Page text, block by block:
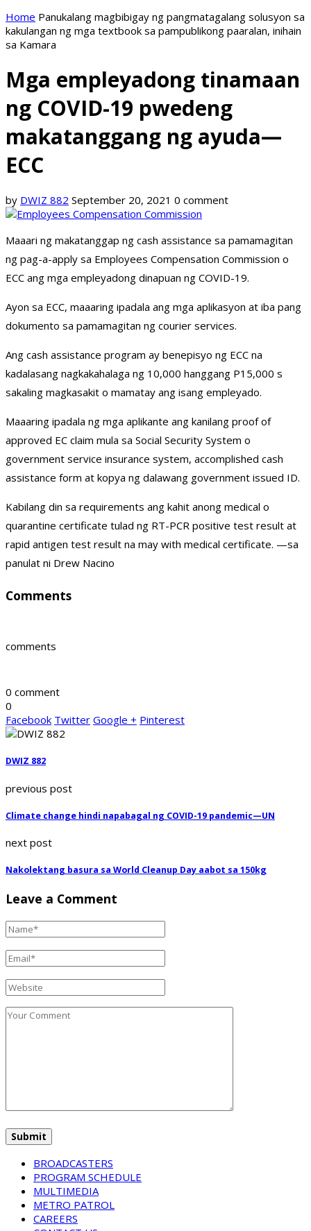
Home Panukalang magbibigay ng pangmatagalang solusyon sa
kakulangan ng mga textbook sa pampublikong paaralan, inihain
sa Kamara
Mga empleyadong tinamaan
ng COVID-19 pwedeng
makatanggang ng ayuda—
ECC
by DWIZ 882 September 20, 2021 0 comment
Maaari ng makatanggap ng cash assistance sa pamamagitan
ng pag-a-apply sa Employees Compensation Commission o
ECC ang mga empleyadong dinapuan ng COVID-19.
Ayon sa ECC, maaaring ipadala ang mga aplikasyon at iba pang
dokumento sa pamamagitan ng courier services.
Ang cash assistance program ay benepisyo ng ECC na
kadalasang nagkakahalaga ng 10,000 hanggang P15,000 s
sakaling magkasakit o mamatay ang isang empleyado.
Maaaring ipadala ng mga aplikante ang kanilang proof of
approved EC claim mula sa Social Security System o
government service insurance system, accomplished cash
assistance form at kopya ng dalawang government issued ID.
Kabilang din sa requirements ang kahit anong medical o
quarantine certificate tulad ng RT-PCR positive test result at
rapid antigen test result na may with medical certificate. —sa
panulat ni Drew Nacino
Comments
comments
0 comment
0
Facebook Twitter Google + Pinterest
DWIZ 882
previous post
Climate change hindi napabagal ng COVID-19 pandemic—UN
next post
Nakolektang basura sa World Cleanup Day aabot sa 150kg
Leave a Comment
BROADCASTERS
PROGRAM SCHEDULE
MULTIMEDIA
METRO PATROL
CAREERS